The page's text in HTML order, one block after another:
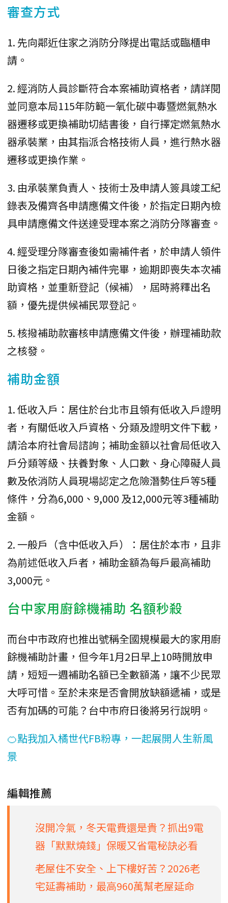
審查方式
1. 先向鄰近住家之消防分隊提出電話或臨櫃申
請。
2. 經消防人員診斷符合本案補助資格者，請詳閱
並同意本局115年防範一氧化碳中毒暨燃氣熱水
器遷移或更換補助切結書後，自行擇定燃氣熱水
器承裝業，由其指派合格技術人員，進行熱水器
遷移或更換作業。
3. 由承裝業負責人、技術士及申請人簽具竣工紀
錄表及備齊各申請應備文件後，於指定日期內檢
具申請應備文件送達受理本案之消防分隊審查。
4. 經受理分隊審查後如需補件者，於申請人領件
日後之指定日期內補件完畢，逾期即喪失本次補
助資格，並重新登記（候補），屆時將釋出名
額，優先提供候補民眾登記。
5. 核撥補助款審核申請應備文件後，辦理補助款
之核發。
補助金額
1. 低收入戶：居住於台北市且領有低收入戶證明
者，有關低收入戶資格、分類及證明文件下載，
請洽本府社會局諮詢；補助金額以社會局低收入
戶分類等級、扶養對象、人口數、身心障礙人員
數及依消防人員現場認定之危險潛勢住戶等5種
條件，分為6,000、9,000 及12,000元等3種補助
金額。
2. 一般戶（含中低收入戶）：居住於本市，且非
為前述低收入戶者，補助金額為每戶最高補助
3,000元。
台中家用廚餘機補助 名額秒殺
而台中市政府也推出號稱全國規模最大的家用廚
餘機補助計畫，但今年1月2日早上10時開放申
請，短短一週補助名額已全數額滿，讓不少民眾
大呼可惜。至於未來是否會開放缺額遞補，或是
否有加碼的可能？台中市府日後將另行說明。
🍊點我加入橘世代FB粉專，一起展開人生新風
景
編輯推薦
沒開冷氣，冬天電費還是貴？抓出9電
器「默默燒錢」保暖又省電秘訣必看
老屋住不安全、上下樓好苦？2026老
宅延壽補助，最高960萬幫老屋延命